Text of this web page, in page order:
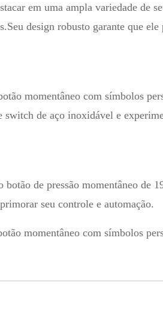
em uma ampla variedade de
design robusto garante que ele
momentâneo com símbolos
switch de aço inoxidável e
de pressão momentâneo de
seu controle e automação.
momentâneo com símbolos